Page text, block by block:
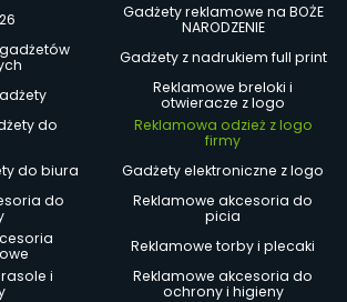
Gadżety reklamowe na BOŻE
NARODZENIE
Gadżety z nadrukiem full print
Reklamowe breloki i
otwieracze z logo
do
Reklamowa odzież z logo
firmy
do biura
Gadżety elektroniczne z logo
do
Reklamowe akcesoria do
picia
Reklamowe torby i plecaki
i
Reklamowe akcesoria do
ochrony i higieny